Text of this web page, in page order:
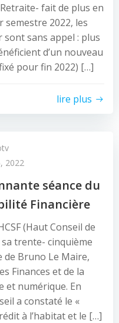
Retraite- fait de plus en
semestre 2022, les
sans appel : plus
d’un nouveau
pour fin 2022) […]
lire plus
2022
séance du
Financière
(Haut Conseil de
trente- cinquième
de Bruno Le Maire,
Finances et de la
et numérique. En
a constaté le «
à l’habitat et le […]